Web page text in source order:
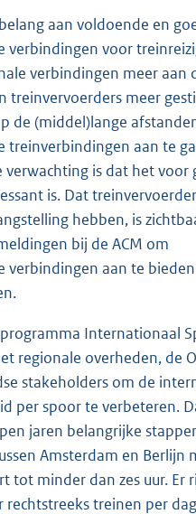
aan voldoende en
verbindingen voor
verbindingen meer aan
treinvervoerders meer
de (middel)lange
treinverbindingen aan te
verwachting is dat het voor
is. Dat
hebben, is
bij de ACM om
verbindingen aan te
Internationaal
regionale overheden, de
stakeholders om de
per spoor te verbeteren.
jaren belangrijke
Amsterdam en Berlijn
tot minder dan zes uur. Er
rechtstreeks treinen per